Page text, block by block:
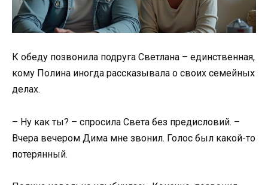
К обеду позвонила подруга Светлана – единственная,
кому Полина иногда рассказывала о своих семейных
делах.
– Ну как ты? – спросила Света без предисловий. –
Вчера вечером Дима мне звонил. Голос был какой-то
потерянный.